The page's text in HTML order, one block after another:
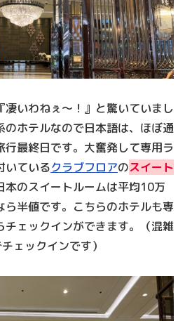
凄いわねぇ～！』と驚いていまし
のホテルなので日本語は、ほぼ通
行最終日です。大奮発して専用ラ
いているクラブフロアのスイート
本のスイートルームは平均10万
半値です。こちらのホテルも専
チェックインができます。（混雑
ェックインです）